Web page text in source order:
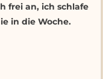
frei an, ich schlafe
in die Woche.